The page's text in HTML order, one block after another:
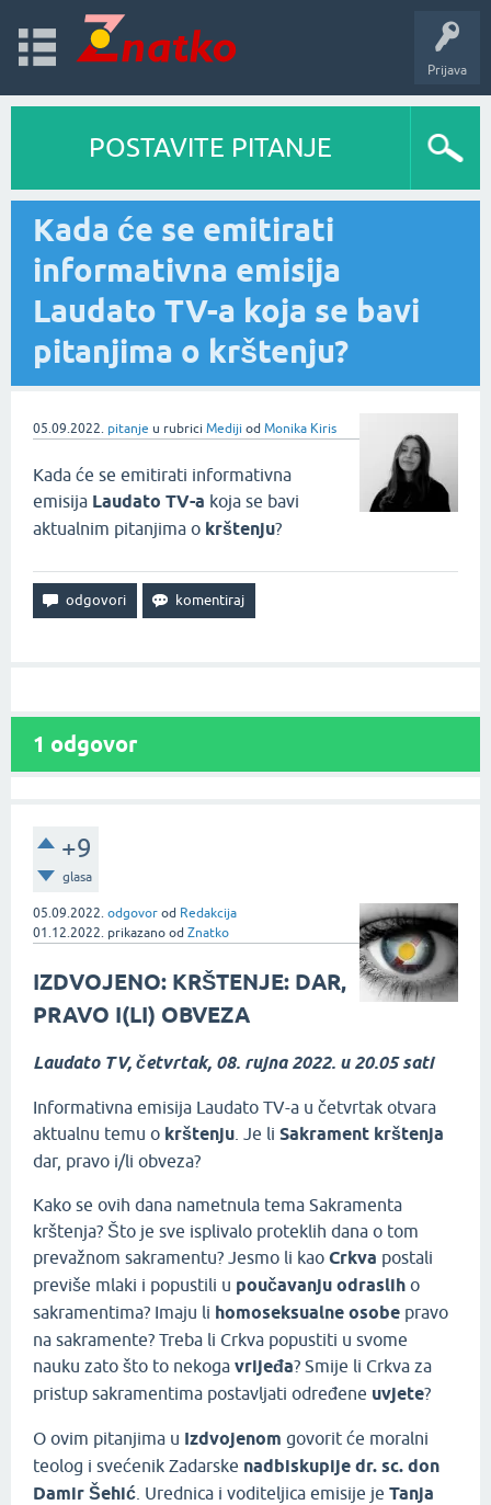
Prijava
POSTAVITE PITANJE
Kada će se emitirati
informativna emisija
Laudato TV-a koja se bavi
pitanjima o krštenju?
05.09.2022. pitanje u rubrici Mediji od Monika Kiris
Kada će se emitirati informativna
emisija Laudato TV-a koja se bavi
aktualnim pitanjima o krštenju?
1 odgovor
+9
glasa
05.09.2022. odgovor od Redakcija
01.12.2022. prikazano od Znatko
IZDVOJENO: KRŠTENJE: DAR,
PRAVO I(LI) OBVEZA
Laudato TV, četvrtak, 08. rujna 2022. u 20.05 sati
Informativna emisija Laudato TV-a u četvrtak otvara
aktualnu temu o krštenju . Je li Sakrament krštenja
dar, pravo i/li obveza?
Kako se ovih dana nametnula tema Sakramenta
krštenja? Što je sve isplivalo proteklih dana o tom
prevažnom sakramentu? Jesmo li kao Crkva postali
previše mlaki i popustili u poučavanju odraslih o
sakramentima? Imaju li homoseksualne osobe pravo
na sakramente? Treba li Crkva popustiti u svome
nauku zato što to nekoga vrijeđa? Smije li Crkva za
pristup sakramentima postavljati određene uvjete?
O ovim pitanjima u Izdvojenom govorit će moralni
teolog i svećenik Zadarske nadbiskupije dr. sc. don
Damir Šehić . Urednica i voditeljica emisije je Tanja